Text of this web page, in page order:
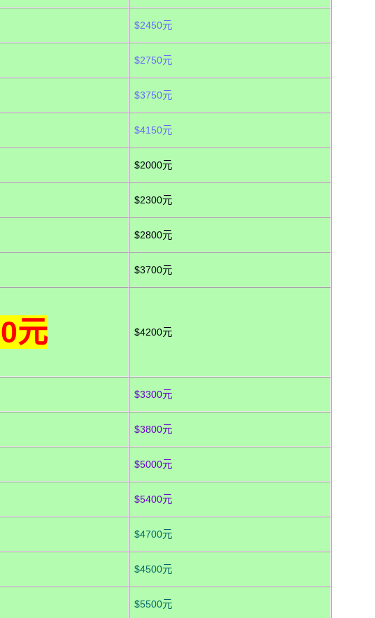
$2450元
$2750元
$3750元
$4150元
$2000元
$2300元
$2800元
$3700元
元 $4200元
$3300元
$3800元
$5000元
$5400元
$4700元
$4500元
$5500元